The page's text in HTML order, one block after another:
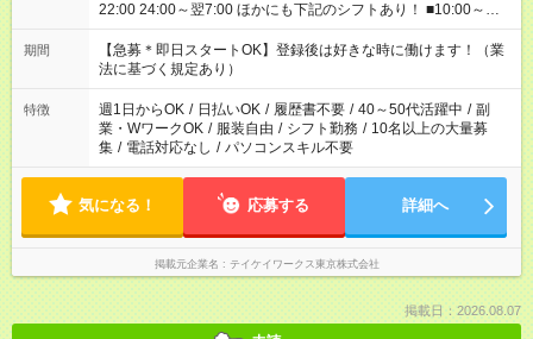
22:00 24:00～翌7:00 ほかにも下記のシフトあり！ ■10:00～
18:00 ■12:00～21:00 ■15:00～21:00 ■17:00～21:00 ■22:00～
翌6:00 など ※お仕事、勤務地により勤務時間帯は異なります
期間
【急募＊即日スタートOK】登録後は好きな時に働けます！（業
法に基づく規定あり）
特徴 週1日からOK / 日払いOK / 履歴書不要 / 40～50代活躍中 / 副
業・WワークOK / 服装自由 / シフト勤務 / 10名以上の大量募
集 / 電話対応なし / パソコンスキル不要
気になる！ 応募する 詳細へ
掲載元企業名 テイケイワークス東京株式会社
掲載日：2026.08.07